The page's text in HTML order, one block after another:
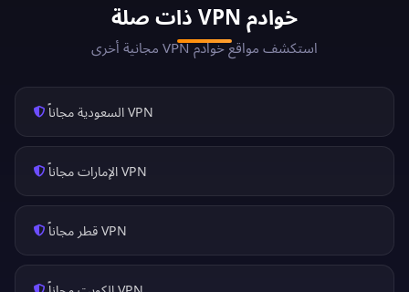
خوادم VPN ذات صلة
استكشف مواقع خوادم VPN مجانية أخرى
VPN السعودية مجاناً
VPN الإمارات مجاناً
VPN قطر مجاناً